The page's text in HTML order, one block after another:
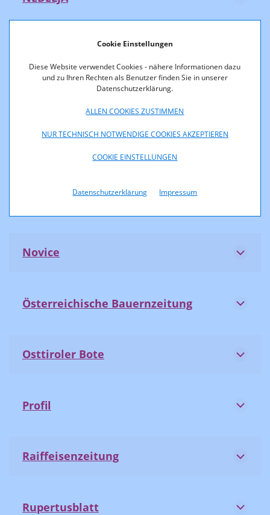
Cookie Einstellungen
Diese Website verwendet Cookies - nähere Informationen dazu
und zu Ihren Rechten als Benutzer finden Sie in unserer
Datenschutzerklärung.
ALLEN COOKIES ZUSTIMMEN
NUR TECHNISCH NOTWENDIGE COOKIES AKZEPTIEREN
COOKIE EINSTELLUNGEN
Datenschutzerklärung Impressum
NEUE FREIE ZEITUNG
Novice
Österreichische Bauernzeitung
Osttiroler Bote
Profil
Raiffeisenzeitung
Rupertusblatt